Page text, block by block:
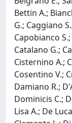
Bettin A.;
G.; Caggiano
Capobianco
Catalano G.;
Cisternino A.;
Cosentino V.;
Damiano R.;
Dominicis C.;
Lisa A.; De